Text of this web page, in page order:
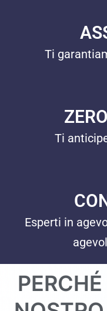
Ti
Ti
Esperti in